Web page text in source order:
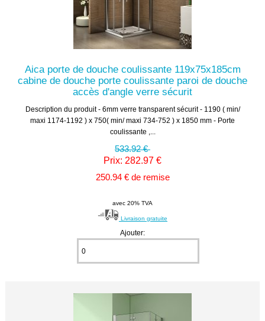
Aica porte de douche coulissante 119x75x185cm
cabine de douche porte coulissante paroi de douche
accès d'angle verre sécurit
Description du produit - 6mm verre transparent sécurit - 1190 ( min/
maxi 1174-1192 ) x 750( min/ maxi 734-752 ) x 1850 mm - Porte
coulissante ,...
533.92 €
Prix: 282.97 €
250.94 € de remise
avec 20% TVA
Livraison gratuite
Ajouter: